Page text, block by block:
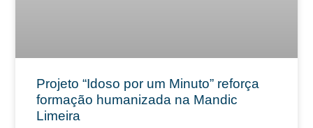
Projeto “Idoso por um Minuto” reforça
formação humanizada na Mandic
Limeira